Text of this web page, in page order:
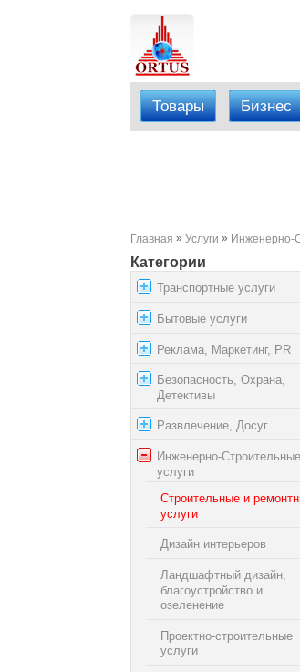
Товары Бизнес
Главная » Услуги » Инженерно-
Категории
Транспортные услуги
Бытовые услуги
Реклама, Маркетинг, PR
Безопасность, Охрана,
Детективы
Развлечение, Досуг
Инженерно-Строительные
услуги
Строительные и
услуги
Дизайн интерьеров
Ландшафтный дизайн,
благоустройство и
озеленение
Проектно-строительные
услуги